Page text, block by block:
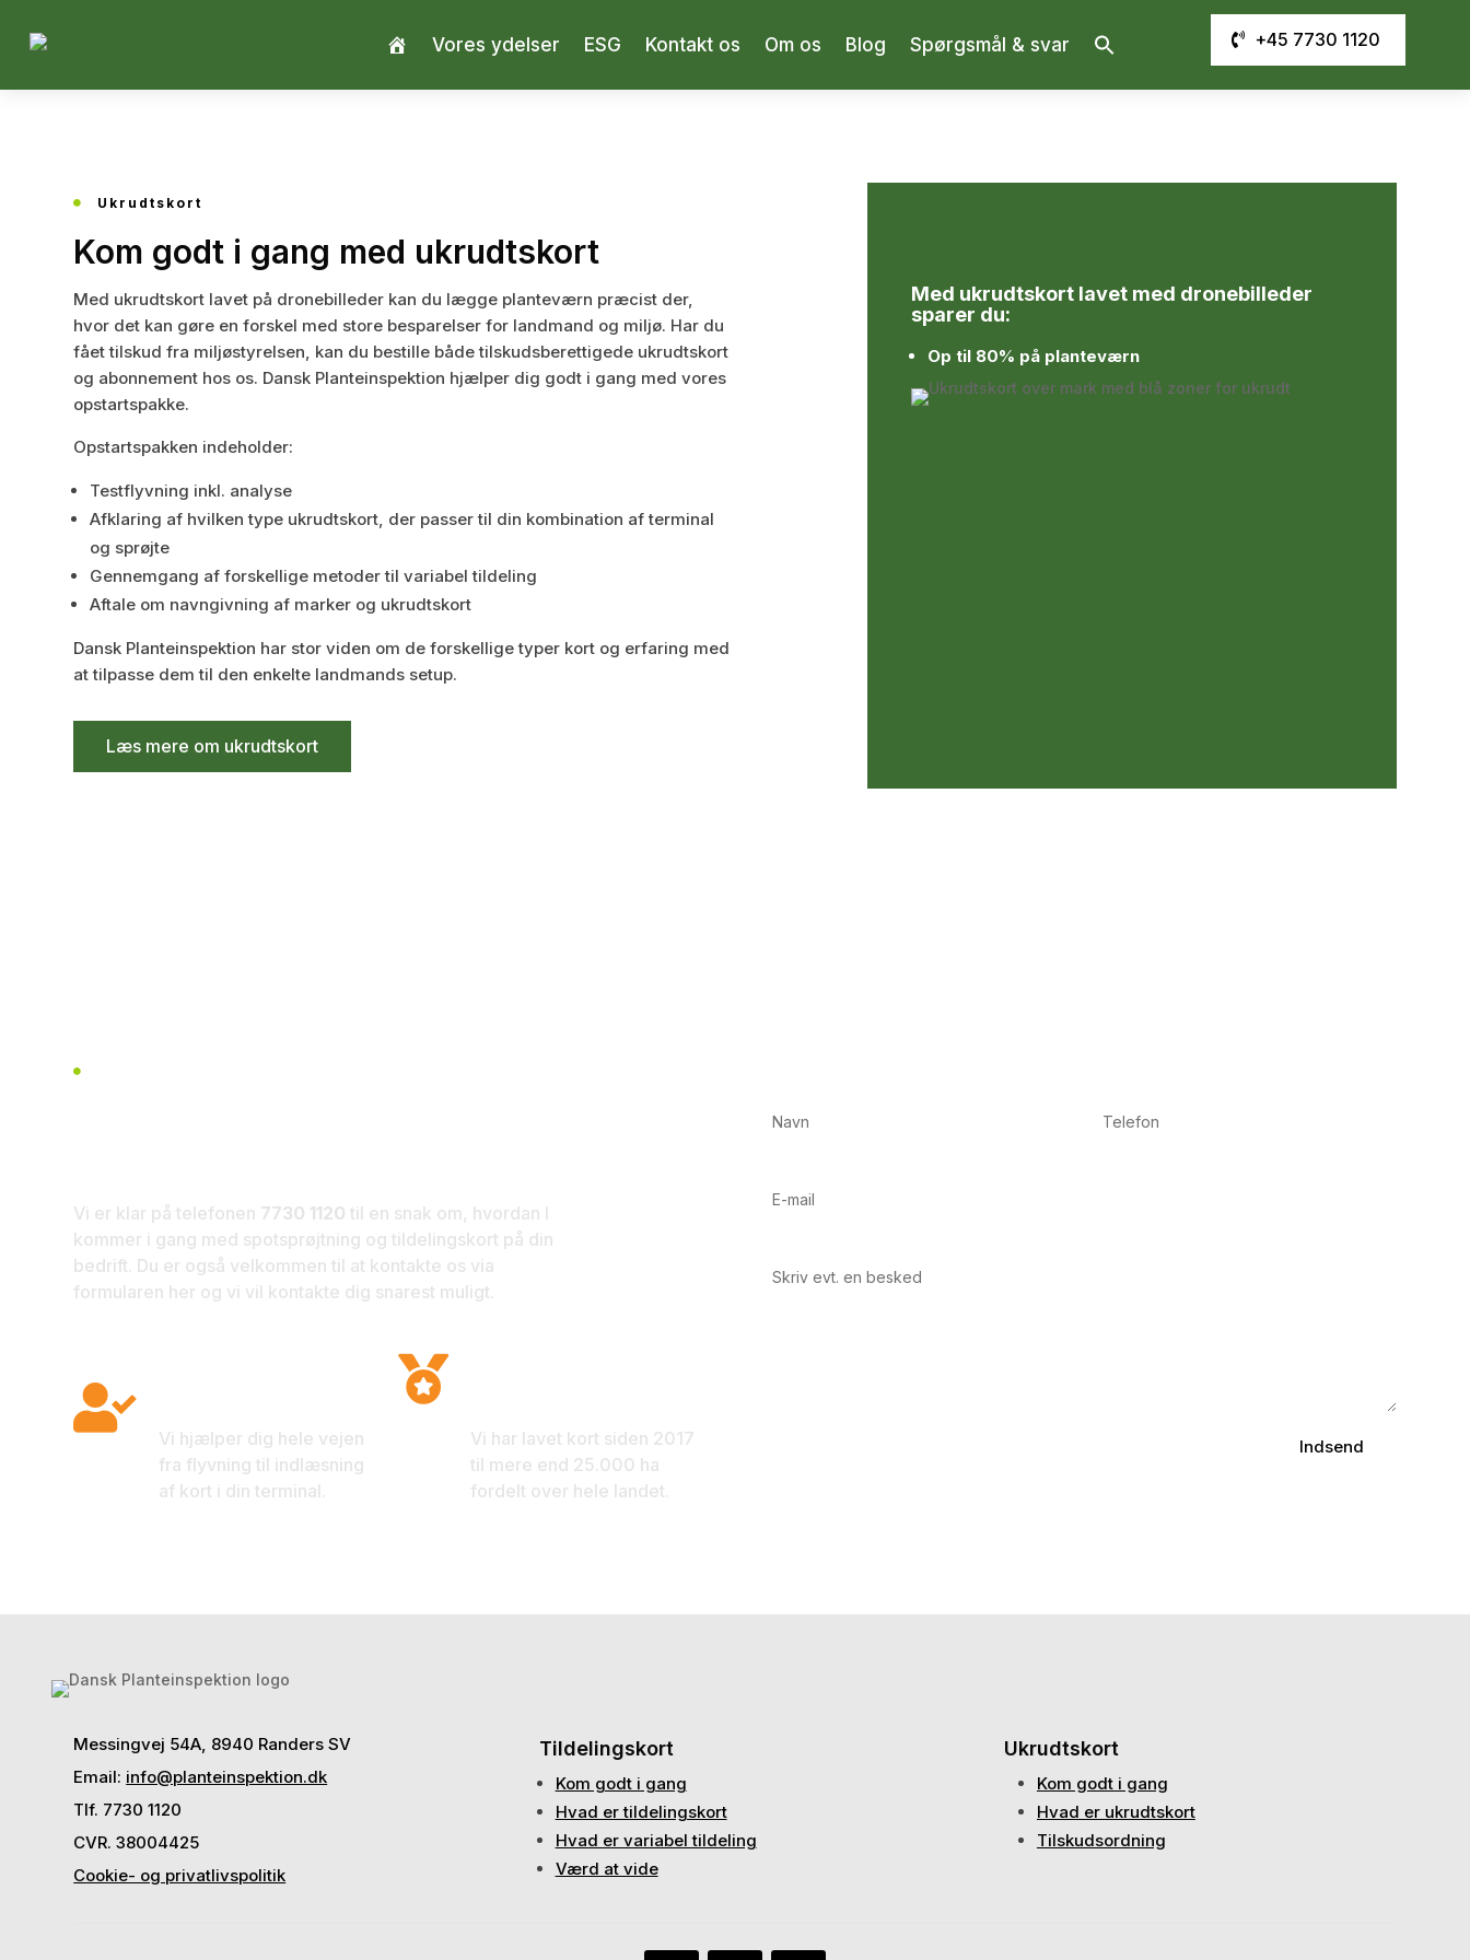
Velkommen
Vores ydelser ESG Kontakt os Om os Blog Spørgsmål & svar +45 7730 1120
 Ukrudtskort
Kom godt i gang med ukrudtskort​
Med ukrudtskort lavet på dronebilleder kan du lægge planteværn præcist der,
hvor det kan gøre en forskel med store besparelser for landmand og miljø. Har du
fået tilskud fra miljøstyrelsen, kan du bestille både tilskudsberettigede ukrudtskort
og abonnement hos os. Dansk Planteinspektion hjælper dig godt i gang med vores
opstartspakke.
Opstartspakken indeholder:
Testflyvning inkl. analyse
Afklaring af hvilken type ukrudtskort, der passer til din kombination af terminal
og sprøjte
Gennemgang af forskellige metoder til variabel tildeling
Aftale om navngivning af marker og ukrudtskort
Dansk Planteinspektion har stor viden om de forskellige typer kort og erfaring med
at tilpasse dem til den enkelte landmands setup.
Læs mere om ukrudtskort
Med ukrudtskort lavet med dronebilleder
sparer du:
Op til 80% på planteværn

Vi er klar på telefonen 7730 1120 til en snak om, hvordan I
kommer i gang med spotsprøjtning og tildelingskort på din
bedrift. Du er også velkommen til at kontakte os via
formularen her og vi vil kontakte dig snarest muligt.

Vi hjælper dig hele vejen
fra flyvning til indlæsning
af kort i din terminal.

Vi har lavet kort siden 2017
til mere end 25.000 ha
fordelt over hele landet.
Indsend
Messingvej 54A, 8940 Randers SV
Email: info@planteinspektion.dk
Tlf. 7730 1120
CVR. 38004425
Cookie- og privatlivspolitik
Tildelingskort
Kom godt i gang
Hvad er tildelingskort
Hvad er variabel tildeling
Værd at vide
Ukrudtskort
Kom godt i gang
Hvad er ukrudtskort
Tilskudsordning